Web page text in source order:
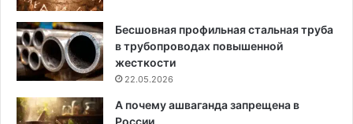
Бесшовная профильная стальная труба
в трубопроводах повышенной
жесткости
22.05.2026
А почему ашваганда запрещена в